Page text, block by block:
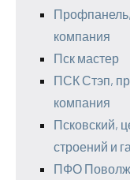
компания
Пск мастер
ПСК Стэп,
компания
Псковский,
строений и
ПФО